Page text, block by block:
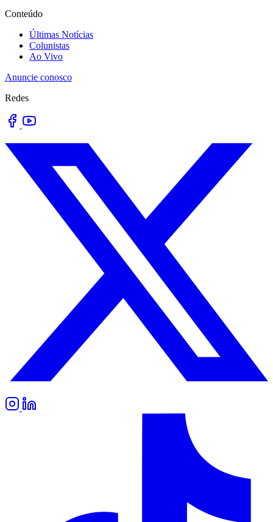
Conteúdo
Últimas Notícias
Colunistas
Ao Vivo
Anuncie conosco
Redes